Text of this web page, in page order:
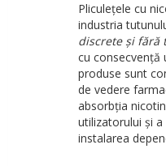
Pliculețele cu
industria
discrete și fără
cu consecvență
produse sunt
de vedere
absorbția
utilizatorului și
instalarea